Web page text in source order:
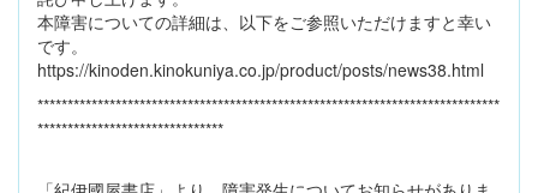
本障害についての詳細は、以下をご参照いただけますと幸い
です。
https://kinoden.kinokuniya.co.jp/product/posts/news38.html
*****************************************************************************
*******************************